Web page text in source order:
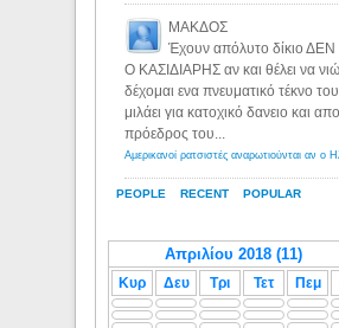
PEOPLE RECENT POPULAR
ΜΑΚΔΟΣ
Έχουν απόλυτο δίκιο
Ο ΚΑΣΙΔΙΑΡΗΣ αν και θέλει να
δέχομαι ενα πνευματικό τέκνο
μιλάει για κατοχικό δανειο και
πρόεδρος του...
Κυρ Δευ Τρι Τετ Πεμ